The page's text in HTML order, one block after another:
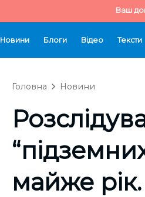
Ваш
Новини Блоги Відео Тексти
Головна Новини
майже